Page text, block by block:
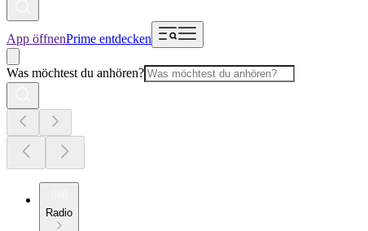
App öffnenPrime entdecken
Was möchtest du anhören?
Radio